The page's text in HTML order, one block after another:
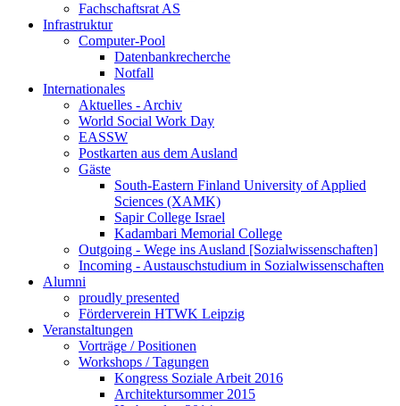
Fachschaftsrat AS
Infrastruktur
Computer-Pool
Datenbankrecherche
Notfall
Internationales
Aktuelles - Archiv
World Social Work Day
EASSW
Postkarten aus dem Ausland
Gäste
South-Eastern Finland University of Applied
Sciences (XAMK)
Sapir College Israel
Kadambari Memorial College
Outgoing - Wege ins Ausland [Sozialwissenschaften]
Incoming - Austauschstudium in Sozialwissenschaften
Alumni
proudly presented
Förderverein HTWK Leipzig
Veranstaltungen
Vorträge / Positionen
Workshops / Tagungen
Kongress Soziale Arbeit 2016
Architektursommer 2015